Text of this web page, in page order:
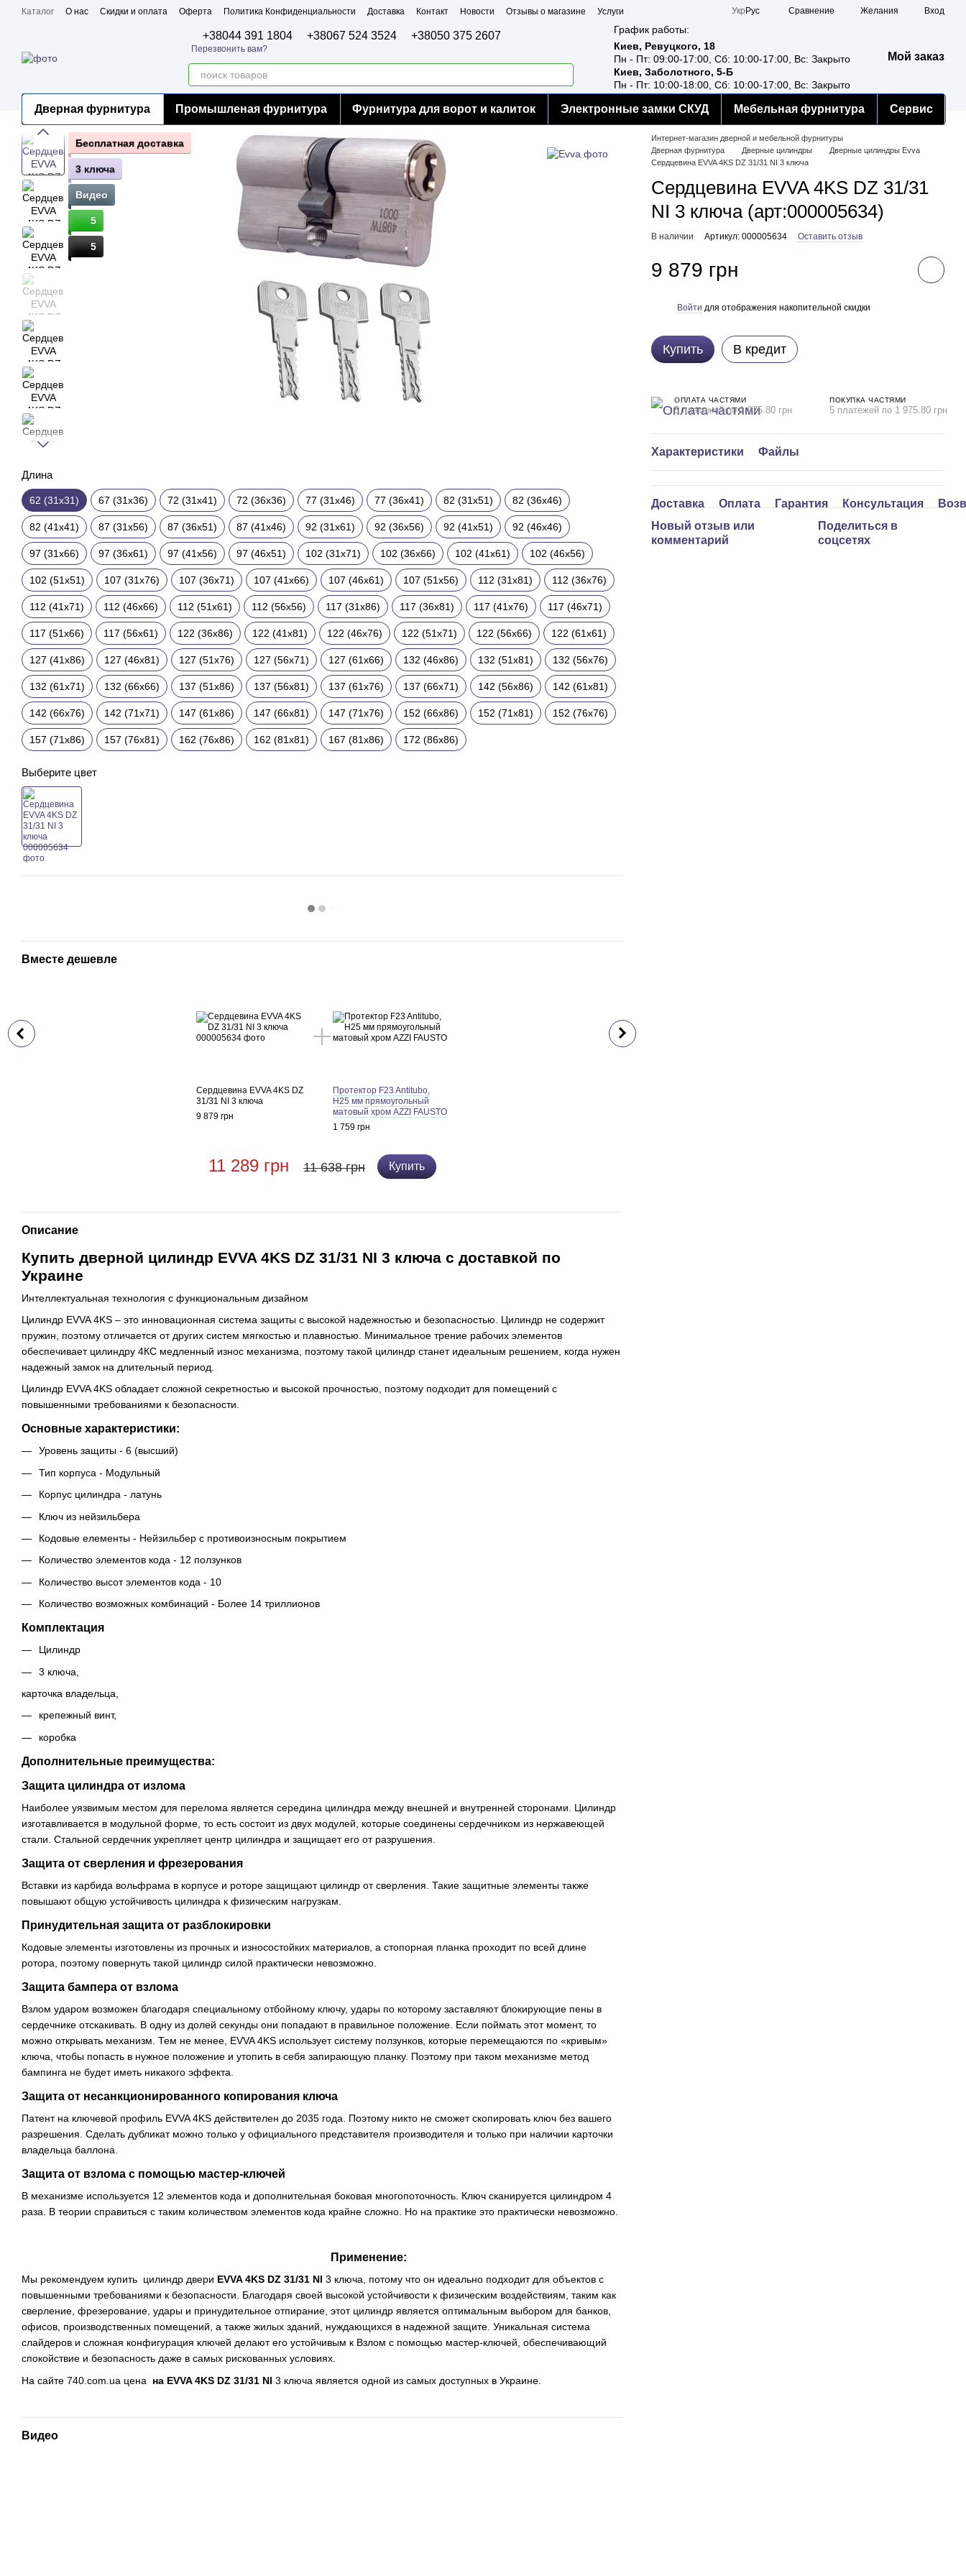
Перейти к основному контенту
Каталог О нас Скидки и оплата Оферта Политика Конфиденциальности Доставка Контакт Новости Отзывы о магазине
Услуги
Укр Рус Сравнение Желания Вход
+38044 391 1804 +38067 524 3524 +38050 375 2607
Перезвонить вам?
График работы:
Киев, Ревуцкого, 18
Пн - Пт: 09:00-17:00, Сб: 10:00-17:00, Вс: Закрыто
Киев, Заболотного, 5-Б
Пн - Пт: 10:00-18:00, Сб: 10:00-17:00, Вс: Закрыто
Мой заказ
Дверная фурнитура Промышленая фурнитура Фурнитура для ворот и калиток Электронные замки СКУД Мебельная фурнитура Сервис
Бесплатная доставка
3 ключа
Видео
5
5
Длина
62 (31x31) 67 (31x36) 72 (31x41) 72 (36x36) 77 (31x46) 77 (36x41) 82 (31x51) 82 (36x46)
82 (41x41) 87 (31x56) 87 (36x51) 87 (41x46) 92 (31x61) 92 (36x56) 92 (41x51) 92 (46x46)
97 (31x66) 97 (36x61) 97 (41x56) 97 (46x51) 102 (31x71) 102 (36x66) 102 (41x61) 102 (46x56)
102 (51x51) 107 (31x76) 107 (36x71) 107 (41x66) 107 (46x61) 107 (51x56) 112 (31x81) 112 (36x76)
112 (41x71) 112 (46x66) 112 (51x61) 112 (56x56) 117 (31x86) 117 (36x81) 117 (41x76) 117 (46x71)
117 (51x66) 117 (56x61) 122 (36x86) 122 (41x81) 122 (46x76) 122 (51x71) 122 (56x66) 122 (61x61)
127 (41x86) 127 (46x81) 127 (51x76) 127 (56x71) 127 (61x66) 132 (46x86) 132 (51x81) 132 (56x76)
132 (61x71) 132 (66x66) 137 (51x86) 137 (56x81) 137 (61x76) 137 (66x71) 142 (56x86) 142 (61x81)
142 (66x76) 142 (71x71) 147 (61x86) 147 (66x81) 147 (71x76) 152 (66x86) 152 (71x81) 152 (76x76)
157 (71x86) 157 (76x81) 162 (76x86) 162 (81x81) 167 (81x86) 172 (86x86)
Выберите цвет
Вместе дешевле
Сердцевина EVVA 4KS DZ
31/31 NI 3 ключа
9 879 грн
Протектор F23 Antitubo,
H25 мм прямоугольный
матовый хром AZZI FAUSTO
1 759 грн
11 289 грн 11 638 грн Купить
Описание
Купить дверной цилиндр EVVA 4KS DZ 31/31 NI 3 ключа с доставкой по
Украине
Интеллектуальная технология с функциональным дизайном
Цилиндр EVVA 4KS – это инновационная система защиты с высокой надежностью и безопасностью. Цилиндр не содержит
пружин, поэтому отличается от других систем мягкостью и плавностью. Минимальное трение рабочих элементов
обеспечивает цилиндру 4КС медленный износ механизма, поэтому такой цилиндр станет идеальным решением, когда нужен
надежный замок на длительный период.
Цилиндр EVVA 4KS обладает сложной секретностью и высокой прочностью, поэтому подходит для помещений с
повышенными требованиями к безопасности.
Основные характеристики:
Уровень защиты - 6 (высший)
Тип корпуса - Модульный
Корпус цилиндра - латунь
Ключ из нейзильбера
Кодовые елементы - Нейзильбер с противоизносным покрытием
Количество элементов кода - 12 ползунков
Количество высот элементов кода - 10
Количество возможных комбинаций - Более 14 триллионов
Комплектация
Цилиндр
3 ключа,
карточка владельца,
крепежный винт,
коробка
Дополнительные преимущества:
Защита цилиндра от излома
Наиболее уязвимым местом для перелома является середина цилиндра между внешней и внутренней сторонами. Цилиндр
изготавливается в модульной форме, то есть состоит из двух модулей, которые соединены сердечником из нержавеющей
стали. Стальной сердечник укрепляет центр цилиндра и защищает его от разрушения.
Защита от сверления и фрезерования
Вставки из карбида вольфрама в корпусе и роторе защищают цилиндр от сверления. Такие защитные элементы также
повышают общую устойчивость цилиндра к физическим нагрузкам.
Принудительная защита от разблокировки
Кодовые элементы изготовлены из прочных и износостойких материалов, а стопорная планка проходит по всей длине
ротора, поэтому повернуть такой цилиндр силой практически невозможно.
Защита бампера от взлома
Взлом ударом возможен благодаря специальному отбойному ключу, удары по которому заставляют блокирующие пены в
сердечнике отскакивать. В одну из долей секунды они попадают в правильное положение. Если поймать этот момент, то
можно открывать механизм. Тем не менее, EVVA 4KS использует систему ползунков, которые перемещаются по «кривым»
ключа, чтобы попасть в нужное положение и утопить в себя запирающую планку. Поэтому при таком механизме метод
бампинга не будет иметь никакого эффекта.
Защита от несанкционированного копирования ключа
Патент на ключевой профиль EVVA 4KS действителен до 2035 года. Поэтому никто не сможет скопировать ключ без вашего
разрешения. Сделать дубликат можно только у официального представителя производителя и только при наличии карточки
владельца баллона.
Защита от взлома с помощью мастер-ключей
В механизме используется 12 элементов кода и дополнительная боковая многопоточность. Ключ сканируется цилиндром 4
раза. В теории справиться с таким количеством элементов кода крайне сложно. Но на практике это практически невозможно.
Применение:
Мы рекомендуем купить цилиндр двери EVVA 4KS DZ 31/31 NI 3 ключа, потому что он идеально подходит для объектов с
повышенными требованиями к безопасности. Благодаря своей высокой устойчивости к физическим воздействиям, таким как
сверление, фрезерование, удары и принудительное отпирание, этот цилиндр является оптимальным выбором для банков,
офисов, производственных помещений, а также жилых зданий, нуждающихся в надежной защите. Уникальная система
слайдеров и сложная конфигурация ключей делают его устойчивым к Взлом с помощью мастер-ключей, обеспечивающий
спокойствие и безопасность даже в самых рискованных условиях.
На сайте 740.com.ua цена на EVVA 4KS DZ 31/31 NI 3 ключа является одной из самых доступных в Украине.
Видео
Интернет-магазин дверной и мебельной фурнитуры
Дверная фурнитура
Дверные цилиндры
Дверные цилиндры Evva
Сердцевина EVVA 4KS DZ 31/31 NI 3 ключа
Сердцевина EVVA 4KS DZ 31/31
NI 3 ключа (арт:000005634)
В наличии Артикул: 000005634 Оставить отзыв
9 879 грн
Войти для отображения накопительной скидки
Купить В кредит
ОПЛАТА ЧАСТЯМИ
5 платежей по 1 975.80 грн
ПОКУПКА ЧАСТЯМИ
5 платежей по 1 975.80 грн
Характеристики Файлы
Доставка Оплата Гарантия Консультация
Новый отзыв или
комментарий
Поделиться в
соцсетях